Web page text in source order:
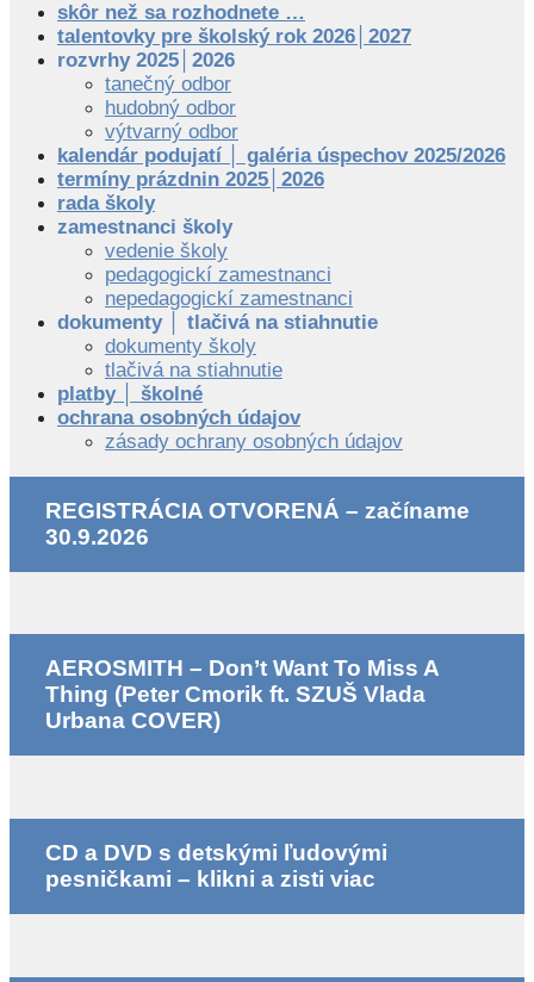
skôr než sa rozhodnete …
talentovky pre školský rok 2026│2027
rozvrhy 2025│2026
tanečný odbor
hudobný odbor
výtvarný odbor
kalendár podujatí │ galéria úspechov 2025/2026
termíny prázdnin 2025│2026
rada školy
zamestnanci školy
vedenie školy
pedagogickí zamestnanci
nepedagogickí zamestnanci
dokumenty │ tlačivá na stiahnutie
dokumenty školy
tlačivá na stiahnutie
platby │ školné
ochrana osobných údajov
zásady ochrany osobných údajov
REGISTRÁCIA OTVORENÁ – začíname
30.9.2026
AEROSMITH – Don’t Want To Miss A
Thing (Peter Cmorik ft. SZUŠ Vlada
Urbana COVER)
CD a DVD s detskými ľudovými
pesničkami – klikni a zisti viac